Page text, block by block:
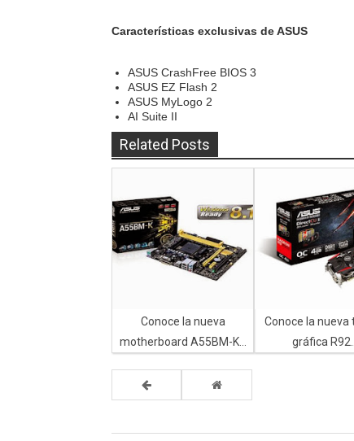
Características exclusivas de ASUS
ASUS CrashFree BIOS 3
ASUS EZ Flash 2
ASUS MyLogo 2
AI Suite II
Related Posts
Conoce la nueva
motherboard A55BM-K...
Conoce la nueva
gráfica R92...